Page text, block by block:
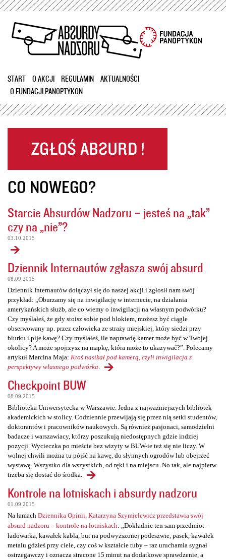
Przejdź
treści
START O AKCJI REGULAMIN
AKTUALNOŚCI
O FUNDACJI PANOPTYKON
CO NOWEGO?
Starcie Absurdów Nadzoru – jesteś na „tak”
czy na „nie”?
03.10.2015
Dziennik Internautów zgłasza swój absurd
08.09.2015
Dziennik Internautów dołączył się do naszej akcji i zgłosił nam swój
przykład: „Oburzamy się na inwigilację w internecie, na działania
amerykańskich służb, ale co wiemy o inwigilacji na własnym podwórku?
Czy myślałeś, że gdy stoisz sobie pod blokiem, możesz być ciągle
obserwowany np. przez człowieka ze straży miejskiej, który siedzi przy
biurku i pije kawę? Czy myślałeś, ile naprawdę kamer może być w Twojej
okolicy? A może spojrzysz na mapkę, która może to ukazywać?”. Polecamy
artykuł Marcina Maja: Ktoś nasikał pod kamerą, czyli inwigilacja z
perspektywy własnego podwórka
Checkpoint BUW
08.09.2015
Biblioteka Uniwersytecka w Warszawie. Jedna z najważniejszych bibliotek
akademickich w stolicy. Codziennie przewijają się przez nią setki studentów,
doktorantów i pracowników naukowych. Są również pasjonaci, samodzielni
badacze i warszawiacy, którzy poszukują niedostępnych gdzie indziej
pozycji. Wycieczka po mieście bez wizyty w BUW-ie też się nie liczy. W
wolnej chwili można tu pójść na kawę, do słynnych ogrodów lub obejrzeć
wystawę. Wszystko dla wszystkich, od ręki i na miejscu. No tak, ale najpierw
trzeba się dostać do środka.
Kontrole na lotniskach i absurdy nadzoru
01.09.2015
Na łamach Dziennika Opinii, Katarzyna Szymielewicz przedstawia swój
absurd nadzoru – kontrole na lotniskach: „Dokładnie ten sam przedmiot –
ładowarka, kawałek kabla, but na podwyższonej podeszwie, pasek, kawałek
metalu gdzieś przy ciele, czy coś w kształcie tuby – raz uruchamia sygnał
ostrzegawczy i oznacza stracone 15 minut na dodatkowe sprawdzenie, a